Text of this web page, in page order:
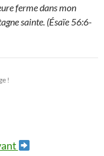
ferme dans mon
sainte. (Ésaïe 56:6-
!